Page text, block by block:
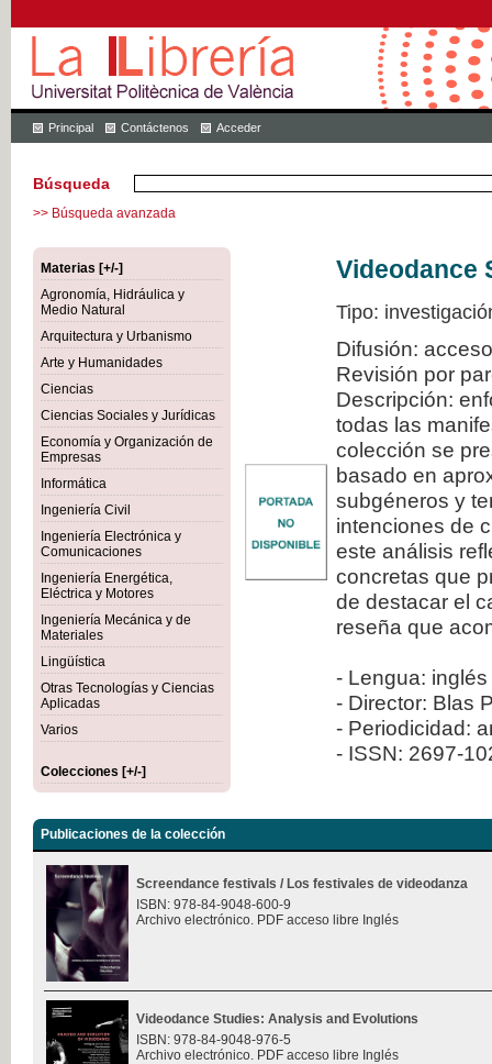
Principal Contáctenos Acceder
Búsqueda
>> Búsqueda avanzada
Materias [+/-]
Agronomía, Hidráulica y
Medio Natural
Arquitectura y Urbanismo
Arte y Humanidades
Ciencias
Ciencias Sociales y Jurídicas
Economía y Organización de
Empresas
Informática
Ingeniería Civil
Ingeniería Electrónica y
Comunicaciones
Ingeniería Energética,
Eléctrica y Motores
Ingeniería Mecánica y de
Materiales
Lingüística
Otras Tecnologías y Ciencias
Aplicadas
Varios
Colecciones [+/-]
Videodance
Tipo:
Difusión:
Revisión por
Descripción:
todas las
colección se
basado en
subgéneros y
intenciones de
este análisis
concretas que
de destacar el
reseña que
- Lengua:
- Director: Blas
- Periodicidad:
- ISSN: 2697-
Publicaciones de la colección
Screendance festivals / Los festivales de videodanza
ISBN: 978-84-9048-600-9
Archivo electrónico. PDF acceso libre Inglés
Videodance Studies: Analysis and Evolutions
ISBN: 978-84-9048-976-5
Archivo electrónico. PDF acceso libre Inglés